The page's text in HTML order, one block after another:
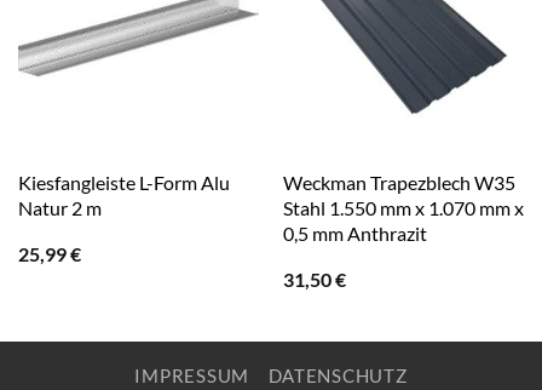
Kiesfangleiste L-Form Alu
Natur 2 m
25,99€
Weckman Trapezblech W35
Stahl 1.550 mm x 1.070 mm x
0,5 mm Anthrazit
31,50€
IMPRESSUM DATENSCHUTZ